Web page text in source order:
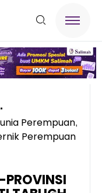
Perempuan,
Perempuan
PROVINSI